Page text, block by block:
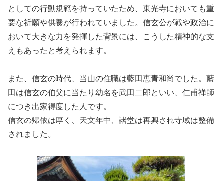
としての行動規範を持っていたため、東光寺においても重
要な祈願や供養が行われていました。信玄公が戦や政治に
おいて大きな力を発揮した背景には、こうした精神的な支
えもあったと考えられます。
また、信玄の時代、当山の住職は藍田恵青和尚でした。藍
田は信玄の伯父に当たり幼名を武田二郎といい、仁甫禅師
につき出家得度した人です。
信玄の帰依は厚く、天文年中、諸堂は再興され寺域は整備
されました。